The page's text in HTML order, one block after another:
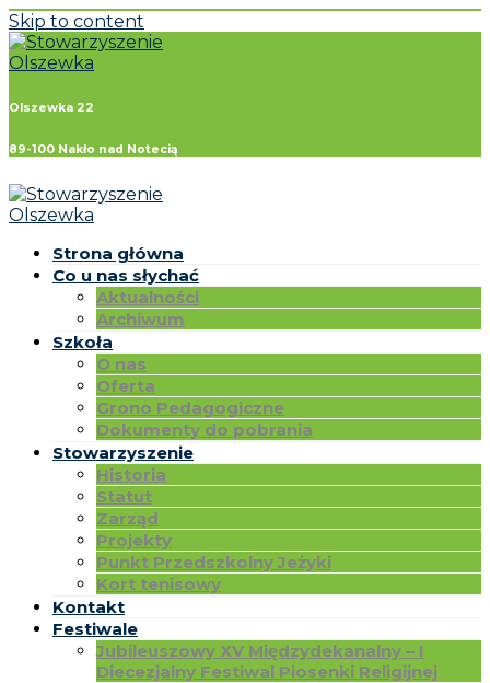
Skip to content
Olszewka 22
89-100 Nakło nad Notecią
Strona główna
Co u nas słychać
Aktualności
Archiwum
Szkoła
O nas
Oferta
Grono Pedagogiczne
Dokumenty do pobrania
Stowarzyszenie
Historia
Statut
Zarząd
Projekty
Punkt Przedszkolny Jeżyki
Kort tenisowy
Kontakt
Festiwale
Jubileuszowy XV Międzydekanalny – I
Diecezjalny Festiwal Piosenki Religijnej